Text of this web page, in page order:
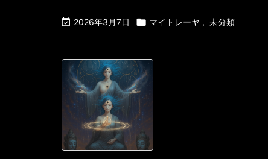
 2026年3月7日  マイトレーヤ , 未分類